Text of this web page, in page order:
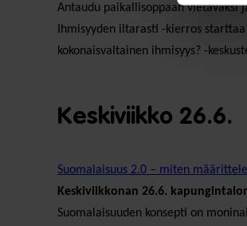
Antaudu paikallisoppaan
Ihmisyyden iltarasti -kierros
kokonaisvaltainen ihmisyys? -
Keskiviikko 26.6.
Suomalaisuus 2.0 – miten
Keskiviikkonan 26.6.
Suomalaisuuden konsepti on